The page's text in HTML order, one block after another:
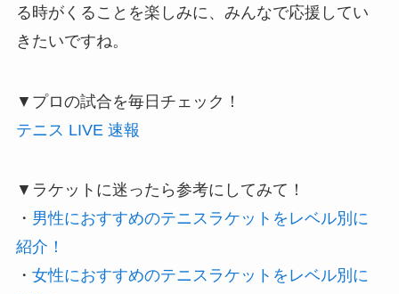
る時がくることを楽しみに、みんなで応援してい
きたいですね。
▼プロの試合を毎日チェック！
テニス LIVE 速報
▼ラケットに迷ったら参考にしてみて！
・ 男性におすすめのテニスラケットをレベル別に
紹介！
・ 女性におすすめのテニスラケットをレベル別に